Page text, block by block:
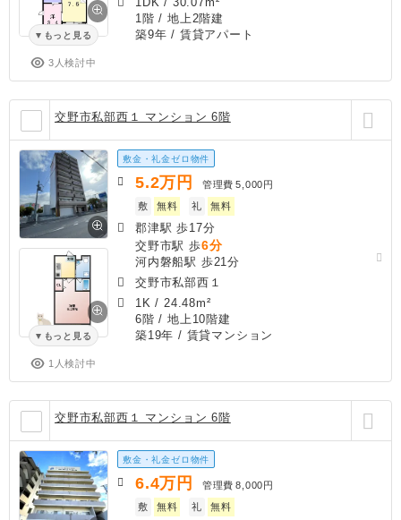
もっと見る
3人検討中
1階 / 地上2階建
築9年 / 賃貸アパート
交野市私部西１ マンション 6階
もっと見る
1人検討中
敷金・礼金ゼロ物件
5.2万円 管理費 5,000円
敷
無料 礼 無料
郡津駅 歩17分
交野市駅 歩6分
河内磐船駅 歩21分
交野市私部西１
1K / 24.48m²
6階 / 地上10階建
築19年 / 賃貸マンション
交野市私部西１ マンション 6階
敷金・礼金ゼロ物件
6.4万円 管理費 8,000円
敷
無料 礼 無料